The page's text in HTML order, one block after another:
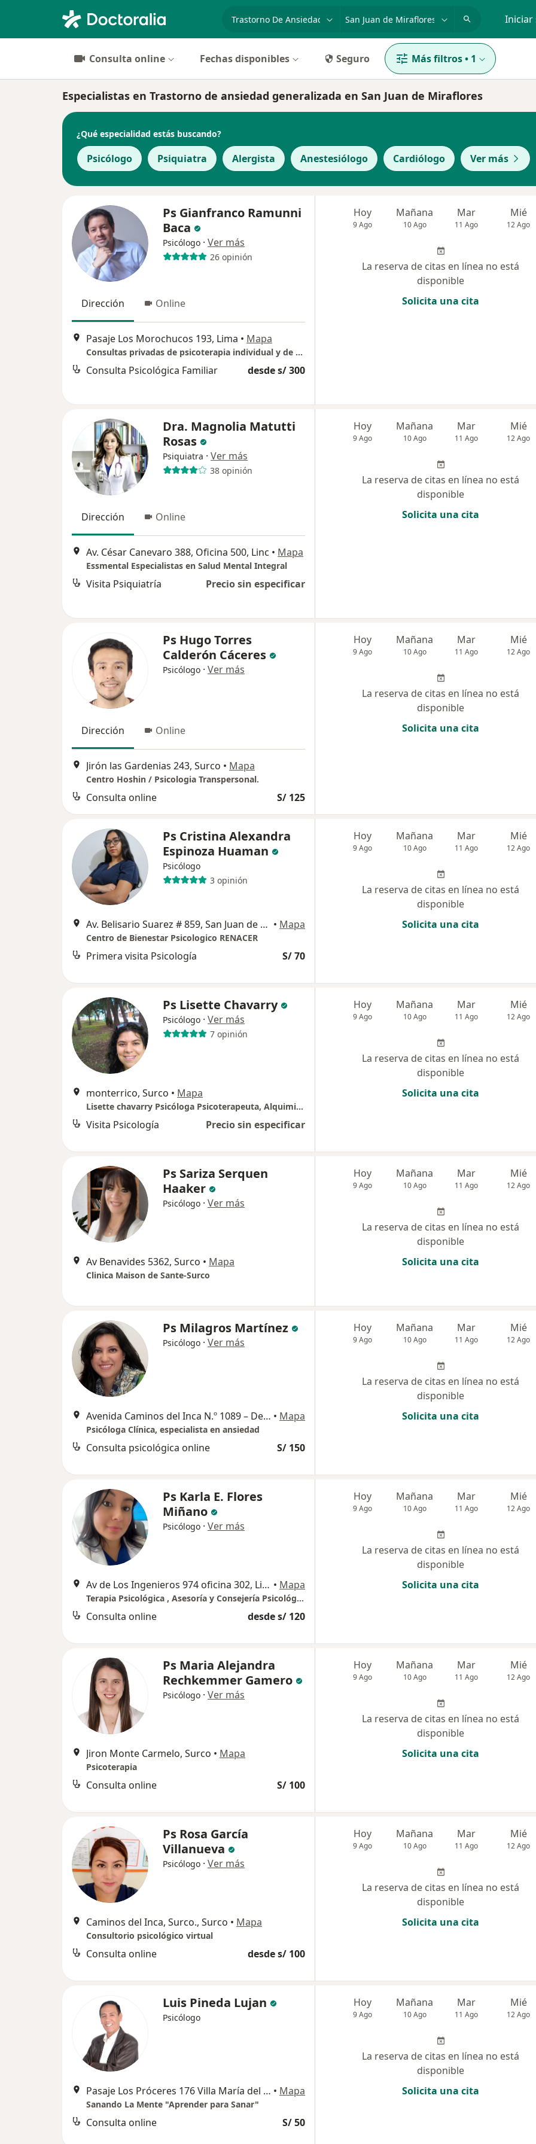
Iniciar
Consulta online Fechas disponibles Seguro Más filtros• 1
Especialistas en Trastorno de ansiedad generalizada en San Juan de Miraflores
¿Qué especialidad estás buscando?
Psicólogo Psiquiatra Alergista Anestesiólogo Cardiólogo Ver más
Ps Gianfranco Ramunni
Baca
Psicólogo · Ver más
26 opinión
Dirección Online
Pasaje Los Morochucos 193, Lima • Mapa
Consultas privadas de psicoterapia individual y de pareja Gianfranco Ramunni
Consulta Psicológica Familiar desde s/ 300
Hoy
9 Ago
Mañana
10 Ago
Mar
11 Ago
Mié
12 Ago
La reserva de citas en línea no está
disponible
Solicita una cita
Dra. Magnolia Matutti
Rosas
Psiquiatra · Ver más
38 opinión
Dirección Online
Av. César Canevaro 388, Oficina 500, Linc • Mapa
Essmental Especialistas en Salud Mental Integral
Visita Psiquiatría Precio sin especificar
Hoy
9 Ago
Mañana
10 Ago
Mar
11 Ago
Mié
12 Ago
La reserva de citas en línea no está
disponible
Solicita una cita
Ps Hugo Torres
Calderón Cáceres
Psicólogo · Ver más
Dirección Online
Jirón las Gardenias 243, Surco • Mapa
Centro Hoshin / Psicologia Transpersonal.
Consulta online S/ 125
Hoy
9 Ago
Mañana
10 Ago
Mar
11 Ago
Mié
12 Ago
La reserva de citas en línea no está
disponible
Solicita una cita
Ps Cristina Alexandra
Espinoza Huaman
Psicólogo
3 opinión
Av. Belisario Suarez # 859, San Juan de Miraflores • Mapa
Centro de Bienestar Psicologico RENACER
Primera visita Psicología S/ 70
Hoy
9 Ago
Mañana
10 Ago
Mar
11 Ago
Mié
12 Ago
La reserva de citas en línea no está
disponible
Solicita una cita
Ps Lisette Chavarry
Psicólogo · Ver más
7 opinión
monterrico, Surco • Mapa
Lisette chavarry Psicóloga Psicoterapeuta, Alquimizarte Psicoterapia y psicología
Visita Psicología Precio sin especificar
Hoy
9 Ago
Mañana
10 Ago
Mar
11 Ago
Mié
12 Ago
La reserva de citas en línea no está
disponible
Solicita una cita
Ps Sariza Serquen
Haaker
Psicólogo · Ver más
Av Benavides 5362, Surco • Mapa
Clinica Maison de Sante-Surco
Hoy
9 Ago
Mañana
10 Ago
Mar
11 Ago
Mié
12 Ago
La reserva de citas en línea no está
disponible
Solicita una cita
Ps Milagros Martínez
Psicólogo · Ver más
Avenida Caminos del Inca N.º 1089 – Departamento N.º 201, Surco • Mapa
Psicóloga Clínica, especialista en ansiedad
Consulta psicológica online S/ 150
Hoy
9 Ago
Mañana
10 Ago
Mar
11 Ago
Mié
12 Ago
La reserva de citas en línea no está
disponible
Solicita una cita
Ps Karla E. Flores
Miñano
Psicólogo · Ver más
Av de Los Ingenieros 974 oficina 302, Lima • Mapa
Terapia Psicológica , Asesoría y Consejería Psicológica
Consulta online desde s/ 120
Hoy
9 Ago
Mañana
10 Ago
Mar
11 Ago
Mié
12 Ago
La reserva de citas en línea no está
disponible
Solicita una cita
Ps Maria Alejandra
Rechkemmer Gamero
Psicólogo · Ver más
Jiron Monte Carmelo, Surco • Mapa
Psicoterapia
Consulta online S/ 100
Hoy
9 Ago
Mañana
10 Ago
Mar
11 Ago
Mié
12 Ago
La reserva de citas en línea no está
disponible
Solicita una cita
Ps Rosa García
Villanueva
Psicólogo · Ver más
Caminos del Inca, Surco., Surco • Mapa
Consultorio psicológico virtual
Consulta online desde s/ 100
Hoy
9 Ago
Mañana
10 Ago
Mar
11 Ago
Mié
12 Ago
La reserva de citas en línea no está
disponible
Solicita una cita
Luis Pineda Lujan
Psicólogo
Pasaje Los Próceres 176 Villa María del Triunfo , Lima • Mapa
Sanando La Mente "Aprender para Sanar"
Consulta online S/ 50
Hoy
9 Ago
Mañana
10 Ago
Mar
11 Ago
Mié
12 Ago
La reserva de citas en línea no está
disponible
Solicita una cita